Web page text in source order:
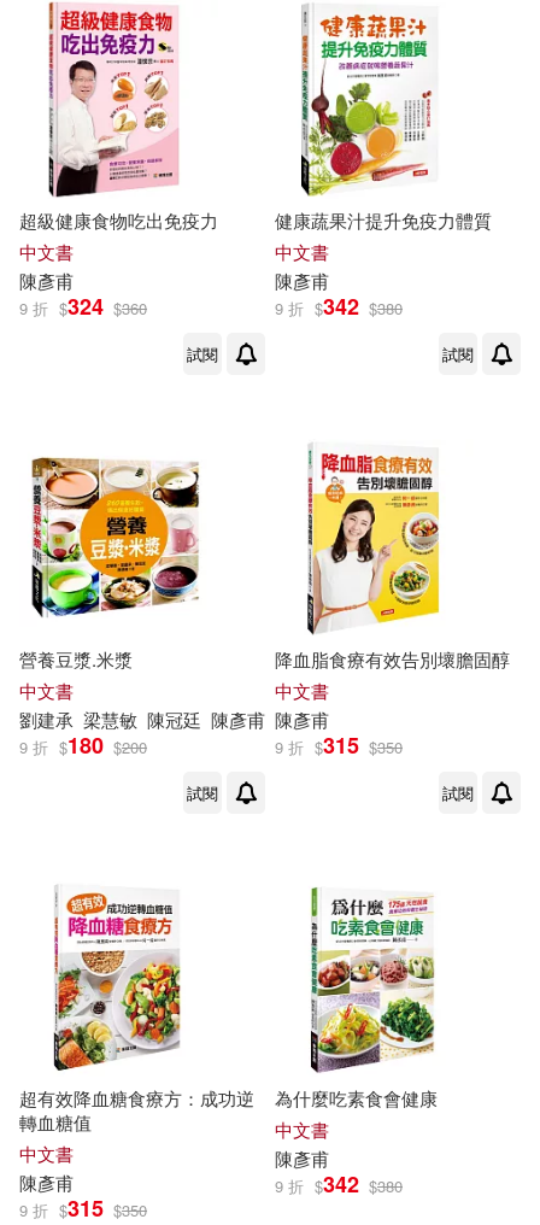
超級健康食物吃出免疫力
中文書
陳彥甫
9 折 $324 $360
試閱
健康蔬果汁提升免疫力體質
中文書
陳彥甫
9 折 $342 $380
試閱
營養豆漿.米漿
中文書
劉建承 梁慧敏 陳冠廷 陳彥甫
9 折 $180 $200
試閱
降血脂食療有效告別壞膽固醇
中文書
陳彥甫
9 折 $315 $350
試閱
超有效降血糖食療方：成功逆
轉血糖值
中文書
陳彥甫
9 折 $315 $350
為什麼吃素食會健康
中文書
陳彥甫
9 折 $342 $380